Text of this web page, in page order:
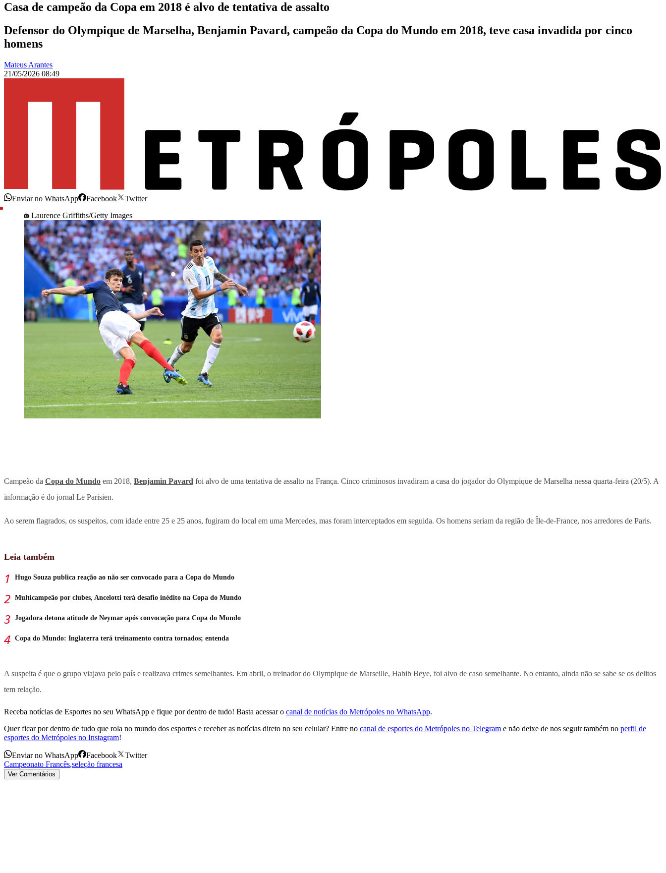
Casa de campeão da Copa em 2018 é alvo de tentativa de assalto
Defensor do Olympique de Marselha, Benjamin Pavard, campeão da Copa do Mundo em 2018, teve casa invadida por cinco
homens
Mateus Arantes
21/05/2026 08:49
Enviar no WhatsApp Facebook
Twitter
Laurence Griffiths/Getty Images
Campeão da Copa do Mundo em 2018, Benjamin Pavard foi alvo de uma tentativa de assalto na França. Cinco criminosos invadiram a casa do jogador do Olympique de Marselha nessa quarta-feira (20/5). A
informação é do jornal Le Parisien.
Ao serem flagrados, os suspeitos, com idade entre 25 e 25 anos, fugiram do local em uma Mercedes, mas foram interceptados em seguida. Os homens seriam da região de Île-de-France, nos arredores de Paris.
Leia também
Hugo Souza publica reação ao não ser convocado para a Copa do Mundo
Multicampeão por clubes, Ancelotti terá desafio inédito na Copa do Mundo
Jogadora detona atitude de Neymar após convocação para Copa do Mundo
Copa do Mundo: Inglaterra terá treinamento contra tornados; entenda
A suspeita é que o grupo viajava pelo país e realizava crimes semelhantes. Em abril, o treinador do Olympique de Marseille, Habib Beye, foi alvo de caso semelhante. No entanto, ainda não se sabe se os delitos
tem relação.
Receba notícias de Esportes no seu WhatsApp e fique por dentro de tudo! Basta acessar o canal de notícias do Metrópoles no WhatsApp.
Quer ficar por dentro de tudo que rola no mundo dos esportes e receber as notícias direto no seu celular? Entre no canal de esportes do Metrópoles no Telegram e não deixe de nos seguir também no perfil de
esportes do Metrópoles no Instagram!
Enviar no WhatsApp Facebook
Twitter
Campeonato Francês,seleção francesa
Ver Comentários